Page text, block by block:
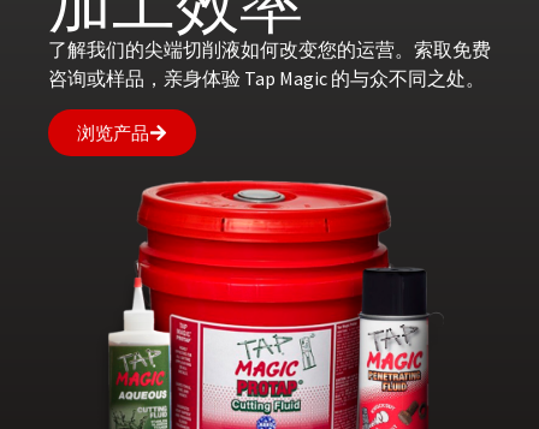
了解我们的尖端切削液如何改变您的运营。索取免费
咨询或样品，亲身体验 Tap Magic 的与众不同之处。
浏览产品